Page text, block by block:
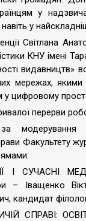
у
у
Світлана
КНУ імені
видавництв»
мережах, якими
цифровому
перерви
Факультету
І СУЧАСНІ
кандидат
СПРАВІ: